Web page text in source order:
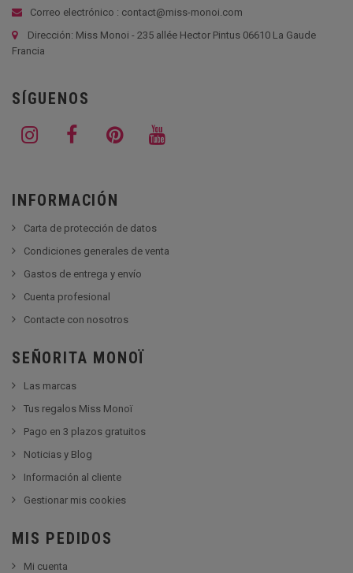
Correo electrónico : contact@miss-monoi.com
Dirección: Miss Monoi - 235 allée Hector Pintus 06610 La Gaude
Francia
SÍGUENOS
INFORMACIÓN
Carta de protección de datos
Condiciones generales de venta
Gastos de entrega y envío
Cuenta profesional
Contacte con nosotros
SEÑORITA MONOÏ
Las marcas
Tus regalos Miss Monoï
Pago en 3 plazos gratuitos
Noticias y Blog
Información al cliente
Gestionar mis cookies
MIS PEDIDOS
Mi cuenta